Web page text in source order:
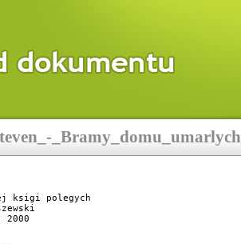
ksigi polegych
2000